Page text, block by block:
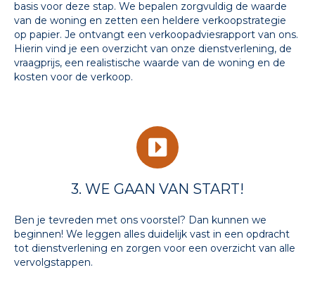
basis voor deze stap. We bepalen zorgvuldig de waarde
van de woning en zetten een heldere verkoopstrategie
op papier. Je ontvangt een verkoopadviesrapport van ons.
Hierin vind je een overzicht van onze dienstverlening, de
vraagprijs, een realistische waarde van de woning en de
kosten voor de verkoop.
3. WE GAAN VAN START!
Ben je tevreden met ons voorstel? Dan kunnen we
beginnen! We leggen alles duidelijk vast in een opdracht
tot dienstverlening en zorgen voor een overzicht van alle
vervolgstappen.